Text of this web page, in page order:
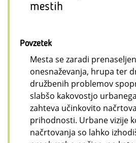
mestih
Povzetek
Mesta se zaradi
onesnaževanja, hrupa ter
družbenih problemov
slabšo kakovostjo
zahteva učinkovito
prihodnosti. Urbane vizije
načrtovanja so lahko